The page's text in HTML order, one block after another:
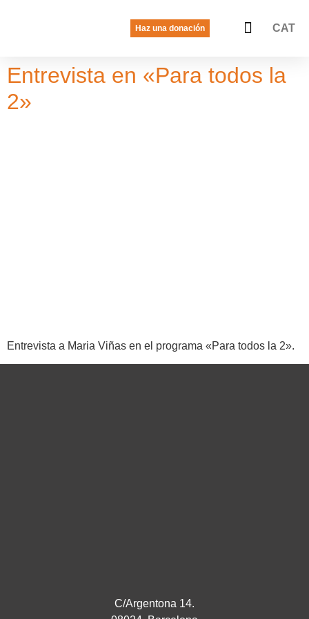
Haz una donación CAT
Entrevista en «Para todos la
2»
Entrevista a Maria Viñas en el programa «Para todos la 2».
C/Argentona 14.